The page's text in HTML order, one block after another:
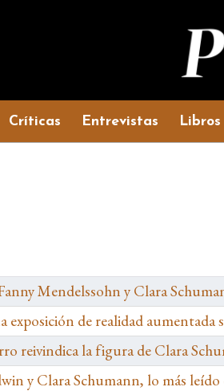
Críticas Entrevistas Libros
Mendelssohn y Clara
de realidad aumentada
reivindica la figura de Clara
y Clara Schumann, lo más leído